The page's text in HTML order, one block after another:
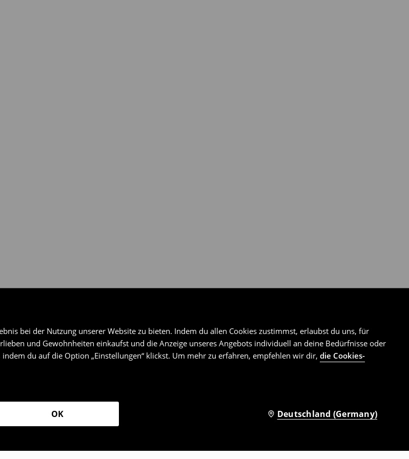
bei der Nutzung unserer Website zu bieten. Indem du allen Cookies zustimmst, erlaubst du uns, für
und Gewohnheiten einkaufst und die Anzeige unseres Angebots individuell an deine Bedürfnisse oder
du auf die Option „Einstellungen“ klickst. Um mehr zu erfahren, empfehlen wir dir, die Cookies-
OK Deutschland (Germany)